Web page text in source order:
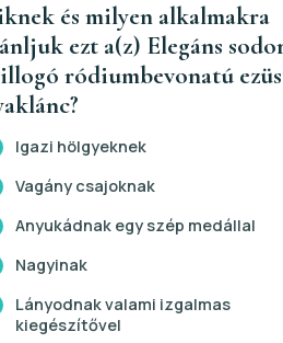
és milyen alkalmakra
ezt a(z) Elegáns
ródiumbevonatú
Igazi hölgyeknek
Vagány csajoknak
Anyukádnak egy szép medállal
Nagyinak
Lányodnak valami izgalmas
kiegészítővel